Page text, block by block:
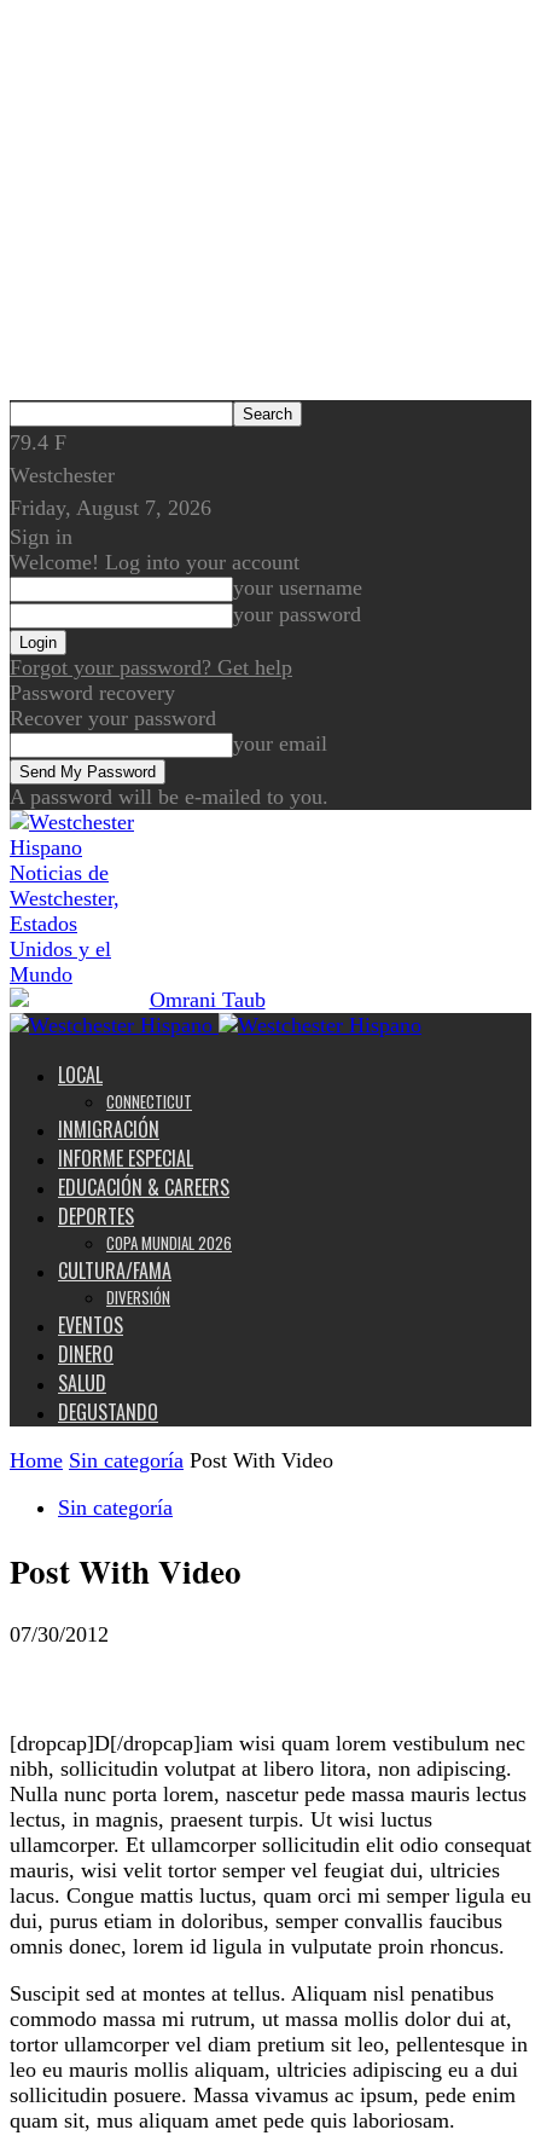
79.4 F
Westchester
Friday, August 7, 2026
Sign in
Welcome! Log into your account
your username
your password
Forgot your password? Get help
Password recovery
Recover your password
your email
A password will be e-mailed to you.
Noticias de
Westchester,
Estados
Unidos y el
Mundo
LOCAL
CONNECTICUT
INMIGRACIÓN
INFORME ESPECIAL
EDUCACIÓN & CAREERS
DEPORTES
COPA MUNDIAL 2026
CULTURA/FAMA
DIVERSIÓN
EVENTOS
DINERO
SALUD
DEGUSTANDO
Home Sin categoría Post With Video
Sin categoría
Post With Video
07/30/2012
[dropcap]D[/dropcap]iam wisi quam lorem vestibulum nec
nibh, sollicitudin volutpat at libero litora, non adipiscing.
Nulla nunc porta lorem, nascetur pede massa mauris lectus
lectus, in magnis, praesent turpis. Ut wisi luctus
ullamcorper. Et ullamcorper sollicitudin elit odio consequat
mauris, wisi velit tortor semper vel feugiat dui, ultricies
lacus. Congue mattis luctus, quam orci mi semper ligula eu
dui, purus etiam in doloribus, semper convallis faucibus
omnis donec, lorem id ligula in vulputate proin rhoncus.
Suscipit sed at montes at tellus. Aliquam nisl penatibus
commodo massa mi rutrum, ut massa mollis dolor dui at,
tortor ullamcorper vel diam pretium sit leo, pellentesque in
leo eu mauris mollis aliquam, ultricies adipiscing eu a dui
sollicitudin posuere. Massa vivamus ac ipsum, pede enim
quam sit, mus aliquam amet pede quis laboriosam.